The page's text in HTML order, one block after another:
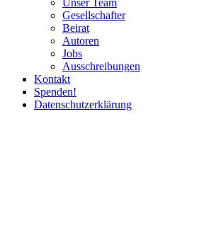
Unser Team
Gesell­schafter
Beirat
Autoren
Jobs
Ausschrei­bungen
Kontakt
Spenden!
Daten­schutz­er­klärung